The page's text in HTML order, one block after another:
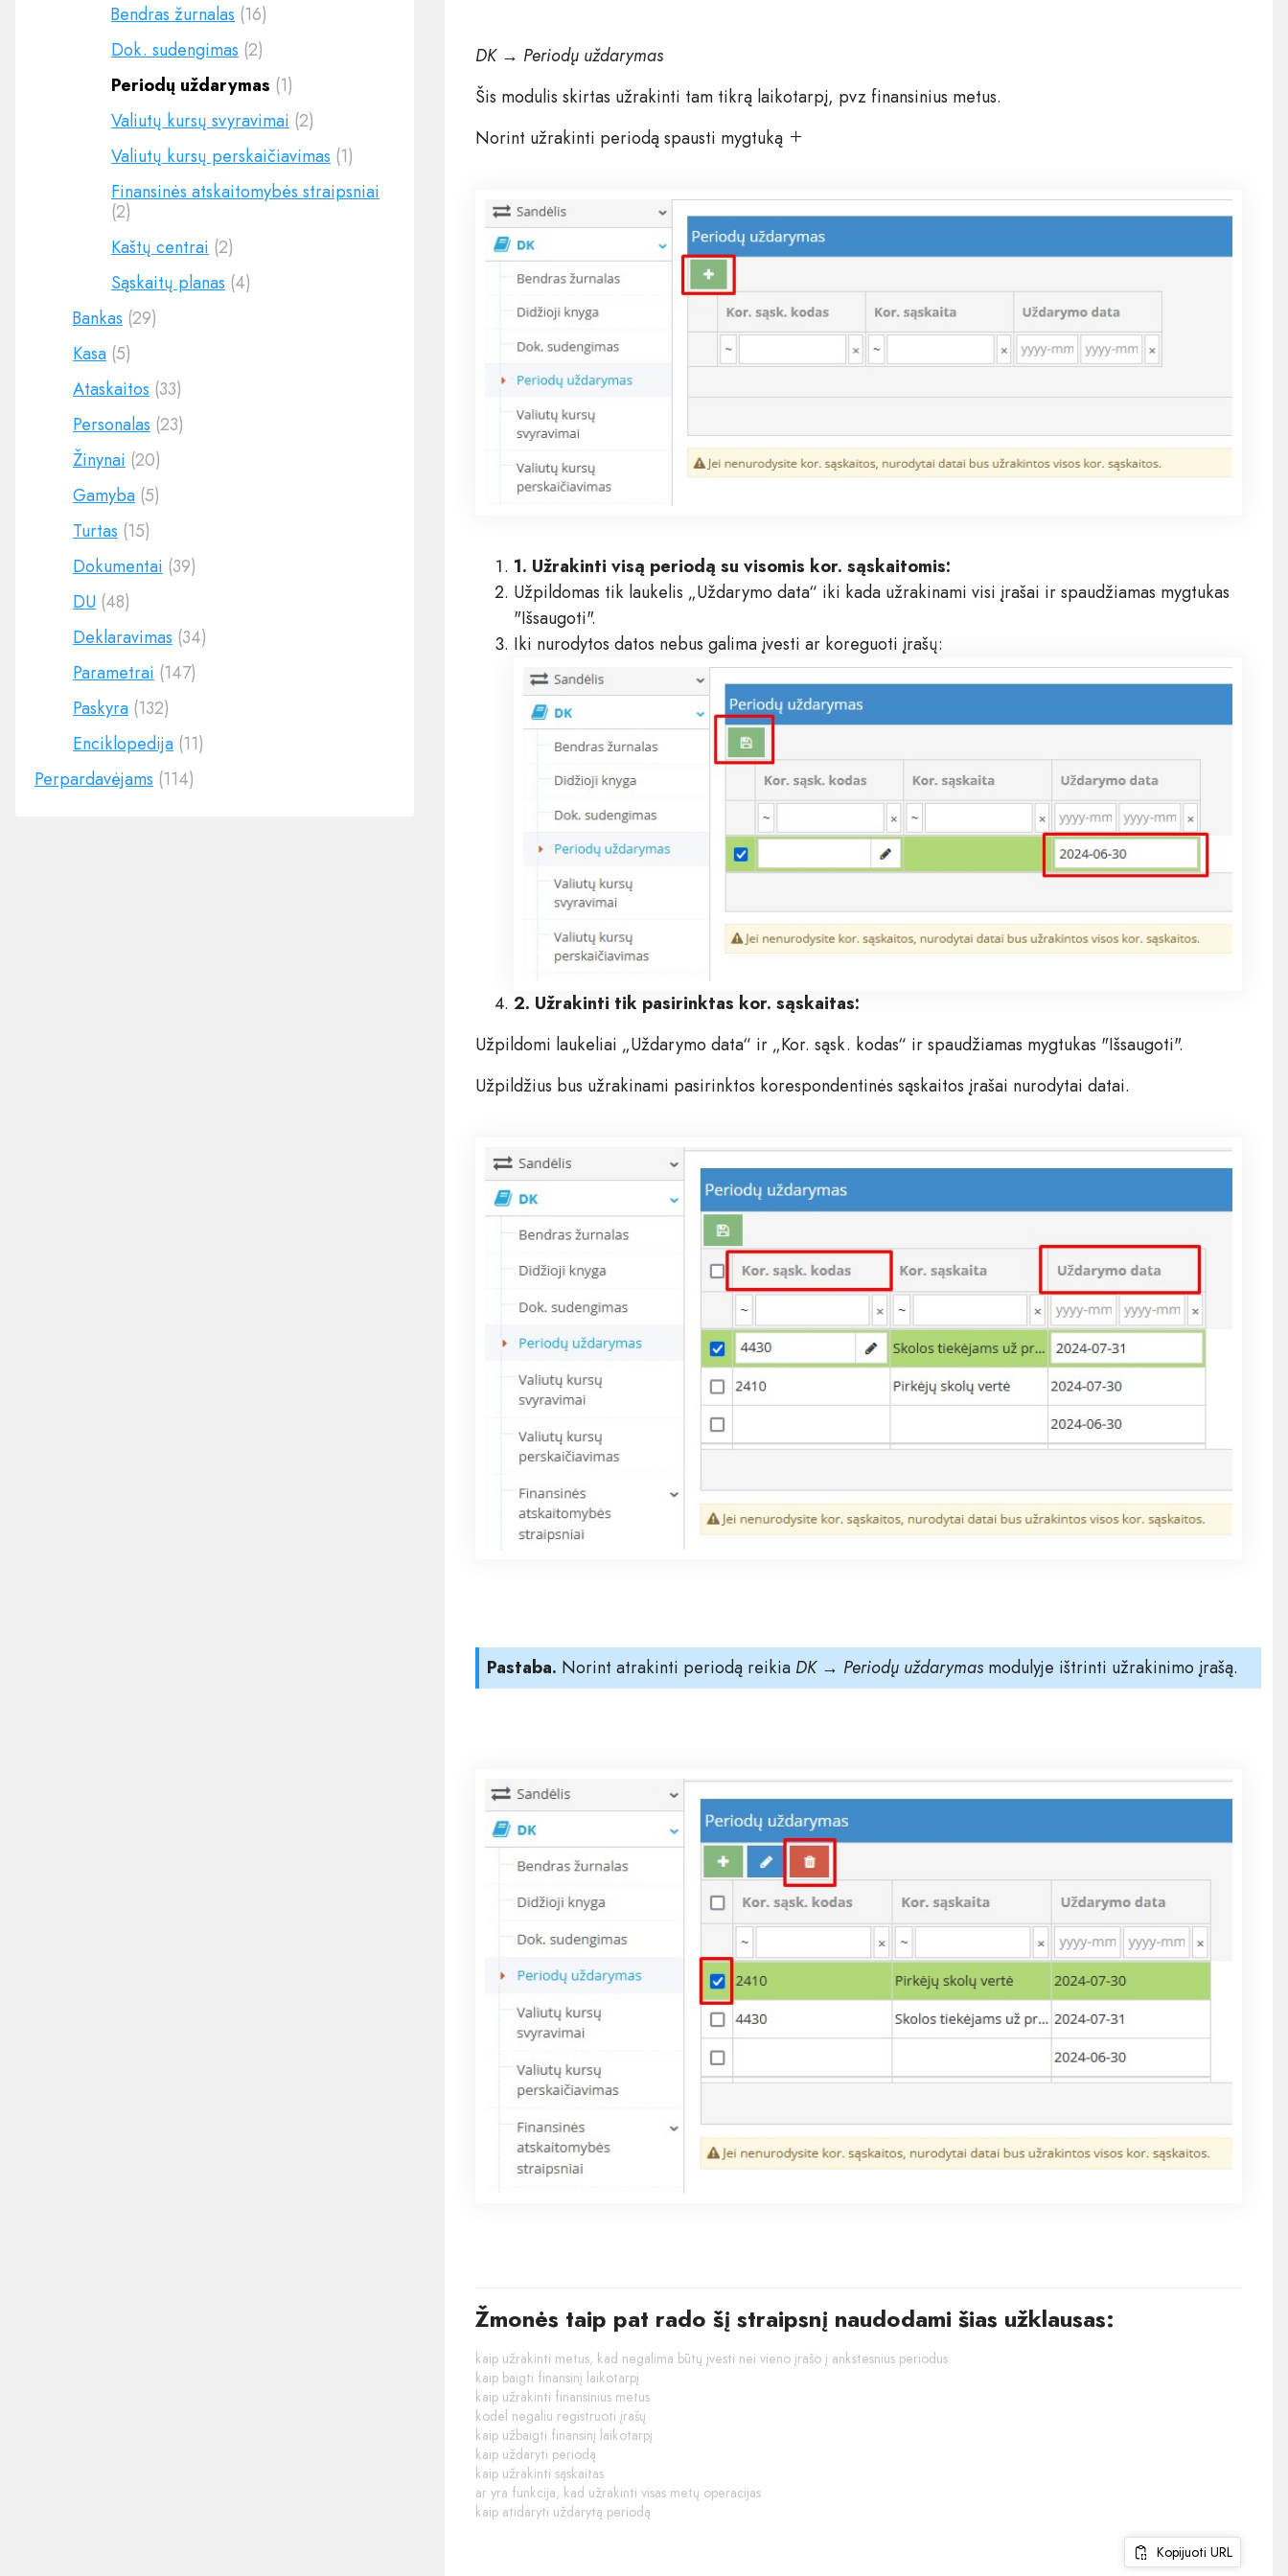
Bendras žurnalas (16)
Dok. sudengimas (2)
Periodų uždarymas (1)
Valiutų kursų svyravimai (2)
Valiutų kursų perskaičiavimas (1)
Finansinės atskaitomybės straipsniai
(2)
Kaštų centrai (2)
Sąskaitų planas (4)
Bankas (29)
Kasa (5)
Ataskaitos (33)
Personalas (23)
Žinynai (20)
Gamyba (5)
Turtas (15)
Dokumentai (39)
DU (48)
Deklaravimas (34)
Parametrai (147)
Paskyra (132)
Enciklopedija (11)
Perpardavėjams (114)
DK → Periodų uždarymas
Šis modulis skirtas užrakinti tam tikrą laikotarpį, pvz finansinius metus.
Norint užrakinti periodą spausti mygtuką
1. Užrakinti visą periodą su visomis kor. sąskaitomis:
Užpildomas tik laukelis „Uždarymo data“ iki kada užrakinami visi įrašai ir spaudžiamas mygtukas
"Išsaugoti".
Iki nurodytos datos nebus galima įvesti ar koreguoti įrašų:
2. Užrakinti tik pasirinktas kor. sąskaitas:
Užpildomi laukeliai „Uždarymo data“ ir „Kor. sąsk. kodas“ ir spaudžiamas mygtukas "Išsaugoti".
Užpildžius bus užrakinami pasirinktos korespondentinės sąskaitos įrašai nurodytai datai.
Pastaba. Norint atrakinti periodą reikia DK → Periodų uždarymasmodulyje ištrinti užrakinimo įrašą.
Žmonės taip pat rado šį straipsnį naudodami šias užklausas:
kaip užrakinti metus, kad negalima būtų įvesti nei vieno įrašo į ankstesnius periodus
kaip baigti finansinį laikotarpį
kaip užrakinti finansinius metus
kodėl negaliu registruoti įrašų
kaip užbaigti finansinį laikotarpį
kaip uždaryti periodą
kaip užrakinti sąskaitas
ar yra funkcija, kad užrakinti visas metų operacijas
kaip atidaryti uždarytą periodą
Kopijuoti URL